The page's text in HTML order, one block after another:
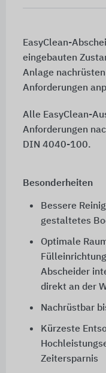
EasyClean-
eingebauten
Anlage
Anforderungen
Alle EasyClean-
Anforderungen
DIN 4040-100.
Besonderheiten
Bessere
gestaltetes
Optimale
Abscheider
direkt an der
Nachrüstbar
Kürzeste
Zeitersparnis